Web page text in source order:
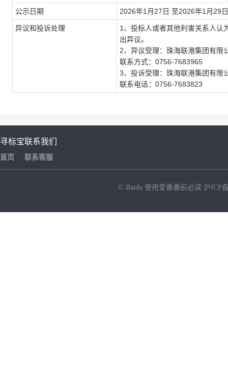
公示日期 2026年1 月 27 日 至2026年1 月 29 日
异议和投诉处理 1、 投标人或者其他利害关系人认
出异议。
2、 异议受理： 珠海联港集团有限
联系方式： 0756-7683965
3、投诉受理： 珠海联港集团有限
联系电话： 0756-7683823
寻标宝
首页
联系我们
联系客服
© Baidu 使用爱番番前必读 沪ICP